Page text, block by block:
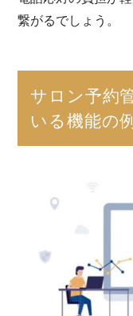
繋がるでしょう。
サロン予約
いる機能の例